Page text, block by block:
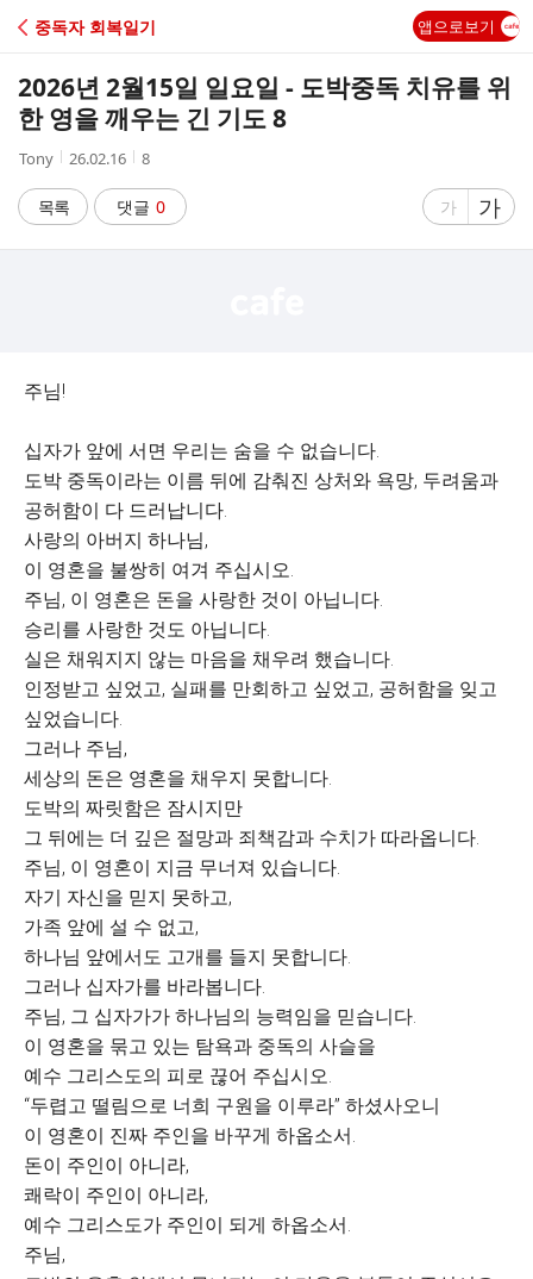
C
A
중독자 회복일기 앱으로보기
2026년 2월15일 일요일 - 도박중독 치유를 위
한 영을 깨우는 긴 기도 8
작
자
Tony
작
시
간
26.02.16
조
수
8
목록 댓글 0
글
가
글
자
가
주님!
십자가 앞에 서면 우리는 숨을 수 없습니다.
도박 중독이라는 이름 뒤에 감춰진 상처와 욕망, 두려움과
공허함이 다 드러납니다.
사랑의 아버지 하나님,
이 영혼을 불쌍히 여겨 주십시오.
주님, 이 영혼은 돈을 사랑한 것이 아닙니다.
승리를 사랑한 것도 아닙니다.
실은 채워지지 않는 마음을 채우려 했습니다.
인정받고 싶었고, 실패를 만회하고 싶었고, 공허함을 잊고
싶었습니다.
그러나 주님,
세상의 돈은 영혼을 채우지 못합니다.
도박의 짜릿함은 잠시지만
그 뒤에는 더 깊은 절망과 죄책감과 수치가 따라옵니다.
주님, 이 영혼이 지금 무너져 있습니다.
자기 자신을 믿지 못하고,
가족 앞에 설 수 없고,
하나님 앞에서도 고개를 들지 못합니다.
그러나 십자가를 바라봅니다.
주님, 그 십자가가 하나님의 능력임을 믿습니다.
이 영혼을 묶고 있는 탐욕과 중독의 사슬을
예수 그리스도의 피로 끊어 주십시오.
“두렵고 떨림으로 너희 구원을 이루라” 하셨사오니
이 영혼이 진짜 주인을 바꾸게 하옵소서.
돈이 주인이 아니라,
쾌락이 주인이 아니라,
예수 그리스도가 주인이 되게 하옵소서.
주님,